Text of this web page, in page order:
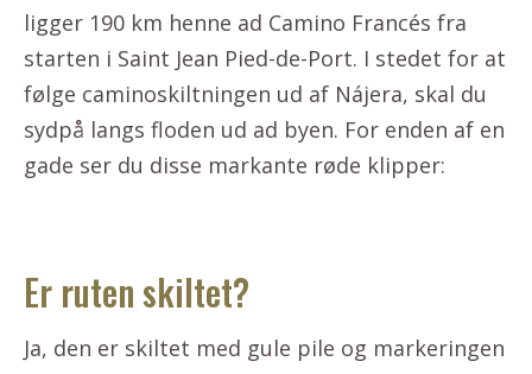
ligger 190 km henne ad Camino Francés fra
starten i Saint Jean Pied-de-Port. I stedet for at
følge caminoskiltningen ud af Nájera, skal du
sydpå langs floden ud ad byen. For enden af en
gade ser du disse markante røde klipper:
Er ruten skiltet?
Ja, den er skiltet med gule pile og markeringen